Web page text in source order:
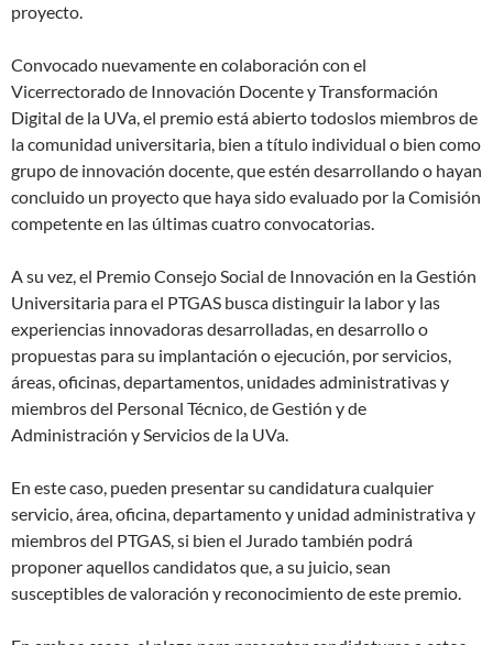
proyecto.
Convocado nuevamente en colaboración con el
Vicerrectorado de Innovación Docente y Transformación
Digital de la UVa, el premio está abierto todoslos miembros de
la comunidad universitaria, bien a título individual o bien como
grupo de innovación docente, que estén desarrollando o hayan
concluido un proyecto que haya sido evaluado por la Comisión
competente en las últimas cuatro convocatorias.
A su vez, el Premio Consejo Social de Innovación en la Gestión
Universitaria para el PTGAS busca distinguir la labor y las
experiencias innovadoras desarrolladas, en desarrollo o
propuestas para su implantación o ejecución, por servicios,
áreas, oficinas, departamentos, unidades administrativas y
miembros del Personal Técnico, de Gestión y de
Administración y Servicios de la UVa.
En este caso, pueden presentar su candidatura cualquier
servicio, área, oficina, departamento y unidad administrativa y
miembros del PTGAS, si bien el Jurado también podrá
proponer aquellos candidatos que, a su juicio, sean
susceptibles de valoración y reconocimiento de este premio.